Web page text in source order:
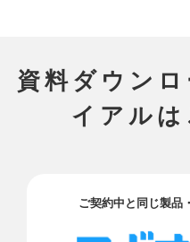
資料ダウン
イアルは
ご契約中と同じ製品